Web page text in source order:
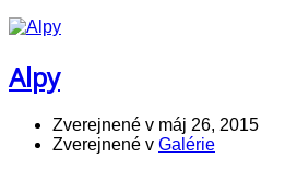
Alpy
Zverejnené v máj 26, 2015
Zverejnené v Galérie